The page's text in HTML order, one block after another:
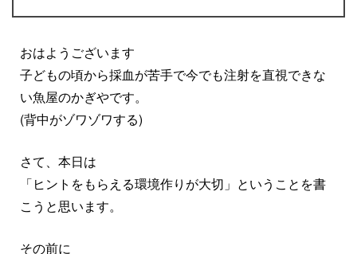
おはようございます
子どもの頃から採血が苦手で今でも注射を直視できな
い魚屋のかぎやです。
(背中がゾワゾワする)
さて、本日は
「ヒントをもらえる環境作りが大切」ということを書
こうと思います。
その前に